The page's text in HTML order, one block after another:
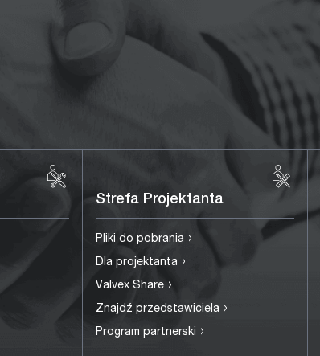
Strefa Projektanta
Pliki do pobrania ›
Dla projektanta ›
Valvex Share ›
Znajdź przedstawiciela ›
Program partnerski ›